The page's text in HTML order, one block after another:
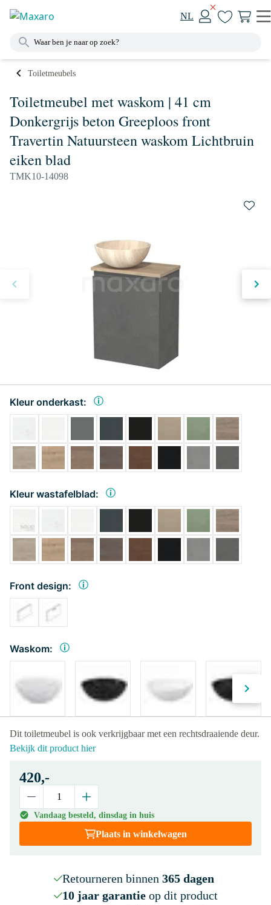
NL
Toiletmeubels
Toiletmeubel met waskom | 41 cm
Donkergrijs beton Greeploos front
Travertin Natuursteen waskom Lichtbruin
eiken blad
TMK10-14098
Kleur onderkast:
Kleur wastafelblad:
Front design:
Waskom:
Dit toiletmeubel is ook verkrijgbaar met een rechtsdraaiende deur.
Bekijk dit product hier
420,-
Vandaag besteld, dinsdag in huis
Plaats in winkelwagen
Retourneren binnen 365 dagen
10 jaar garantieop dit product